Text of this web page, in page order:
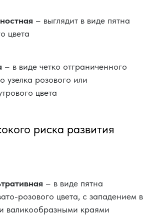
– выглядит в виде пятна
цвета
– в виде четко отграниченного
узелка розового или
цвета
риска развития
– в виде пятна
розового цвета, с западением в
валикообразными краями